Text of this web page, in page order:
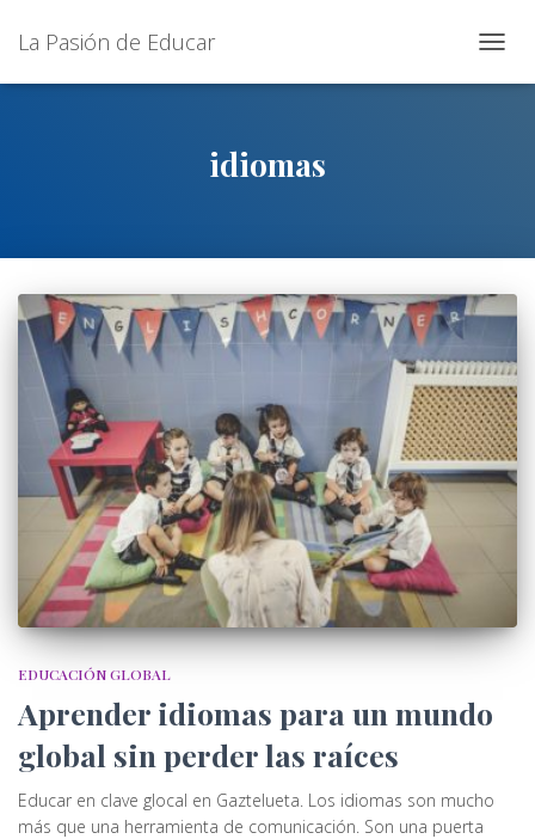
La Pasión de Educar
idiomas
EDUCACIÓN GLOBAL
Aprender idiomas para un mundo
global sin perder las raíces
Educar en clave glocal en Gaztelueta. Los idiomas son mucho
más que una herramienta de comunicación. Son una puerta